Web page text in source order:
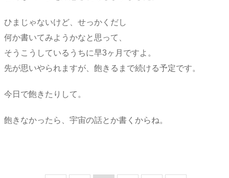
ひまじゃないけど、せっかくだし
何か書いてみようかなと思って、
そうこうしているうちに早3ヶ月ですよ。
先が思いやられますが、飽きるまで続ける予定です。
今日で飽きたりして。
飽きなかったら、宇宙の話とか書くからね。